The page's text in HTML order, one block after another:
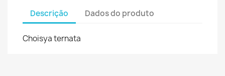
Descrição Dados do produto
Choisya ternata